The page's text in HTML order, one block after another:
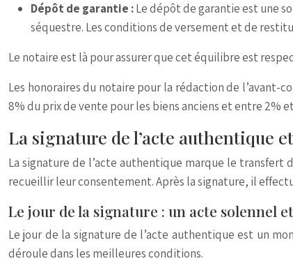
Dépôt de garantie :Le dépôt de garantie est une
séquestre. Les conditions de versement et de
Le notaire est là pour assurer que cet équilibre est
Les honoraires du notaire pour la rédaction de
8% du prix de vente pour les biens anciens et entre 2%
La signature de l’acte authentique
La signature de l’acte authentique marque le
recueillir leur consentement. Après la signature, il
Le jour de la signature : un acte solennel
Le jour de la signature de l’acte authentique est un
déroule dans les meilleures conditions.